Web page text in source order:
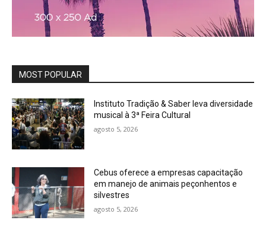
MOST POPULAR
Instituto Tradição & Saber leva diversidade
musical à 3ª Feira Cultural
agosto 5, 2026
Cebus oferece a empresas capacitação
em manejo de animais peçonhentos e
silvestres
agosto 5, 2026